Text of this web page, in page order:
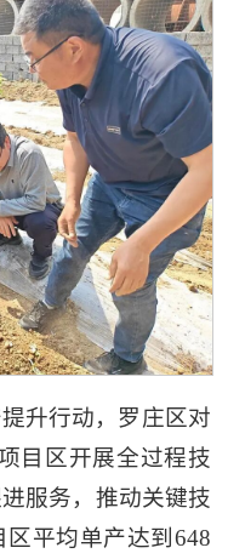
升行动，罗庄区对
目区开展全过程技
服务，推动关键技
平均单产达到648